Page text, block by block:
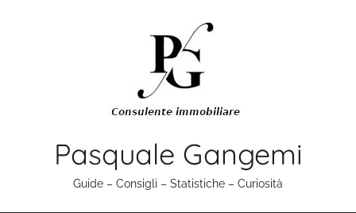
Pasquale Gangemi
Guide – Consigli – Statistiche – Curiosità